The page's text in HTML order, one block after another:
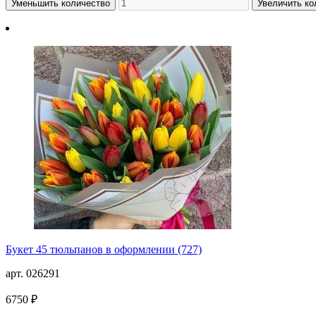
Уменьшить количество Увеличить
Букет 45 тюльпанов в оформлении (727)
арт. 026291
6750 ₽